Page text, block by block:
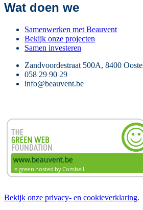
Wat doen we
Samenwerken met Beauvent
Bekijk onze projecten
Samen investeren
Zandvoordestraat 500A, 8400
058 29 90 29
info@beauvent.be
Bekijk onze privacy- en cookieverklaring.